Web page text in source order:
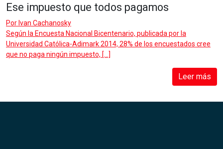
Ese impuesto que todos pagamos
Por Ivan Cachanosky
Según la Encuesta Nacional Bicentenario, publicada por la
Universidad Católica-Adimark 2014, 28% de los encuestados cree
que no paga ningún impuesto, […]
Leer más